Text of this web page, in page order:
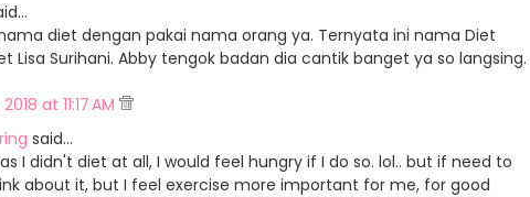
diet dengan pakai nama orang ya. Ternyata ini nama Diet
Lisa Surihani. Abby tengok badan dia cantik banget ya so langsing.
at 11:17 AM
said…
I didn't diet at all, I would feel hungry if I do so. lol.. but if need to
about it, but I feel exercise more important for me, for good